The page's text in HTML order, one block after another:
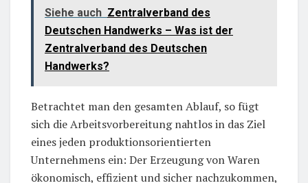
Siehe auch Zentralverband des
Deutschen Handwerks – Was ist der
Zentralverband des Deutschen
Handwerks?
Betrachtet man den gesamten Ablauf, so fügt
sich die Arbeitsvorbereitung nahtlos in das Ziel
eines jeden produktionsorientierten
Unternehmens ein: Der Erzeugung von Waren
ökonomisch, effizient und sicher nachzukommen,